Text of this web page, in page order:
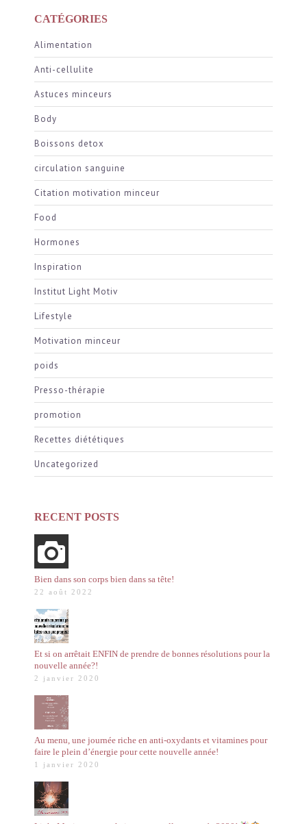
CATÉGORIES
Alimentation
Anti-cellulite
Astuces minceurs
Body
Boissons detox
circulation sanguine
Citation motivation minceur
Food
Hormones
Inspiration
Institut Light Motiv
Lifestyle
Motivation minceur
poids
Presso-thérapie
promotion
Recettes diététiques
Uncategorized
RECENT POSTS
Bien dans son corps bien dans sa tête!
22 août 2022
Et si on arrêtait ENFIN de prendre de bonnes résolutions pour la
nouvelle année?!
2 janvier 2020
Au menu, une journée riche en anti-oxydants et vitamines pour
faire le plein d’énergie pour cette nouvelle année!
1 janvier 2020